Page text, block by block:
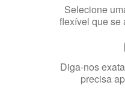
Selecione
flexível que